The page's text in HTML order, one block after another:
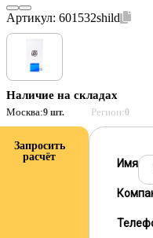
Артикул: 601532shild
Наличие на складах
Москва:9 шт. Регион:0
Запросить
расчёт
Имя